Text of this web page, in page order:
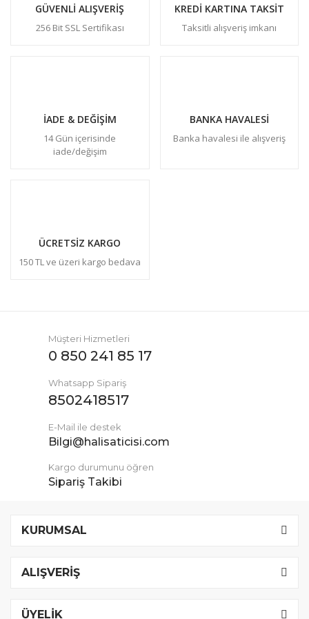
GÜVENLİ ALIŞVERİŞ
256 Bit SSL Sertifikası
KREDİ KARTINA TAKSİT
Taksitli alışveriş imkanı
İADE & DEĞİŞİM
14 Gün içerisinde
iade/değişim
BANKA HAVALESİ
Banka havalesi ile alışveriş
ÜCRETSİZ KARGO
150 TL ve üzeri kargo bedava
Müşteri Hizmetleri
0 850 241 85 17
Whatsapp Sipariş
8502418517
E-Mail ile destek
Bilgi@halisaticisi.com
Kargo durumunu öğren
Sipariş Takibi
KURUMSAL
ALIŞVERİŞ
ÜYELİK